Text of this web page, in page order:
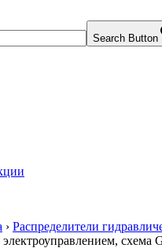
Search Button
› Распределители